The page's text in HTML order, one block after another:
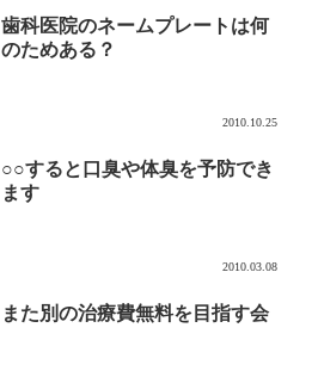
歯科医院のネームプレートは何
のためある？
2010.10.25
○○すると口臭や体臭を予防でき
ます
2010.03.08
また別の治療費無料を目指す会